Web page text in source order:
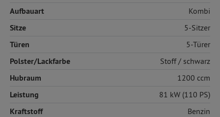
Aufbauart Kombi
Sitze 5-Sitzer
Türen 5-Türer
Polster/Lackfarbe Stoff/ schwarz
Hubraum 1200 ccm
Leistung 81 kW (110 PS)
Kraftstoff Benzin